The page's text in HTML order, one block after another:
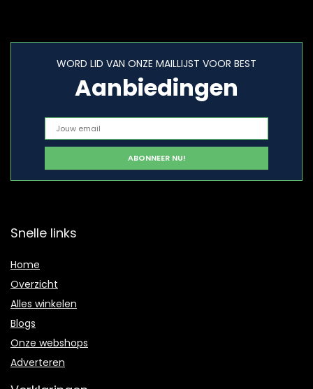
WORD LID VAN ONZE MAILLIJST VOOR BEST
Aanbiedingen
Snelle links
Home
Overzicht
Alles winkelen
Blogs
Onze webshops
Adverteren